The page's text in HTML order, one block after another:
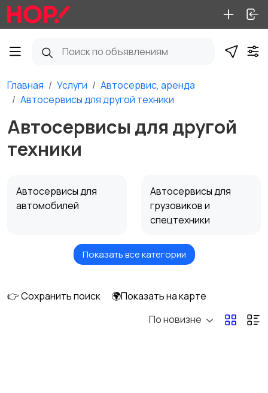
Главная Услуги
Автосервис, аренда
Автосервисы для другой техники
Автосервисы для другой
техники
Автосервисы для
автомобилей
Автосервисы для
грузовиков и
спецтехники
Автосервисы для
Аренда авто
Услуги эвакуатора
Показать все категории
👉 Сохранить поиск
🌍Показать на карте
По новизне